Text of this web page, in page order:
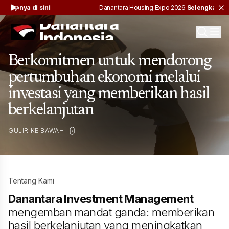
di sini Danantara Housing Expo 2026Selengkapnya di
Berkomitmen untuk mendorong
pertumbuhan ekonomi melalui
investasi yang memberikan hasil
berkelanjutan
GULIR KE BAWAH
Tentang Kami
Danantara Investment Management
mengemban mandat ganda: memberikan
hasil berkelanjutan yang meningkatkan